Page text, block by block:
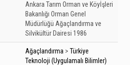
Ankara Tarım Orman ve Köyİşleri
Bakanlığı Orman Genel
Müdürlüğü Ağaçlandırma ve
Silvikültür Dairesi 1986
Ağaçlandırma > Türkiye
Teknoloji (Uygulamalı Bilimler)